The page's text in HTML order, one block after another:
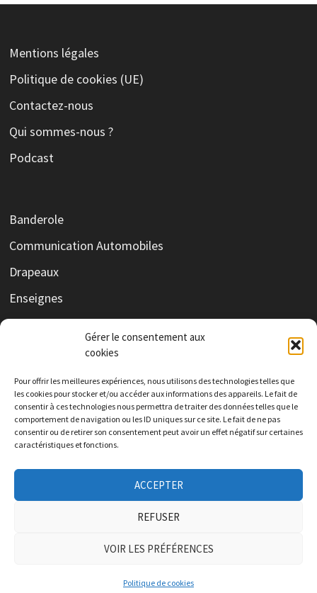
Gérer le consentement aux
cookies
Pour offrir les meilleures expériences, nous utilisons des technologies telles que
les cookies pour stocker et/ou accéder aux informations des appareils. Le fait de
consentir à ces technologies nous permettra de traiter des données telles que le
comportement de navigation ou les ID uniques sur ce site. Le fait de ne pas
consentir ou de retirer son consentement peut avoir un effet négatif sur certaines
caractéristiques et fonctions.
ACCEPTER
REFUSER
VOIR LES PRÉFÉRENCES
Politique de cookies
Mentions légales
Politique de cookies (UE)
Contactez-nous
Qui sommes-nous ?
Podcast
Banderole
Communication Automobiles
Drapeaux
Enseignes
Print
Roll-Up
Signalétiques
Textiles